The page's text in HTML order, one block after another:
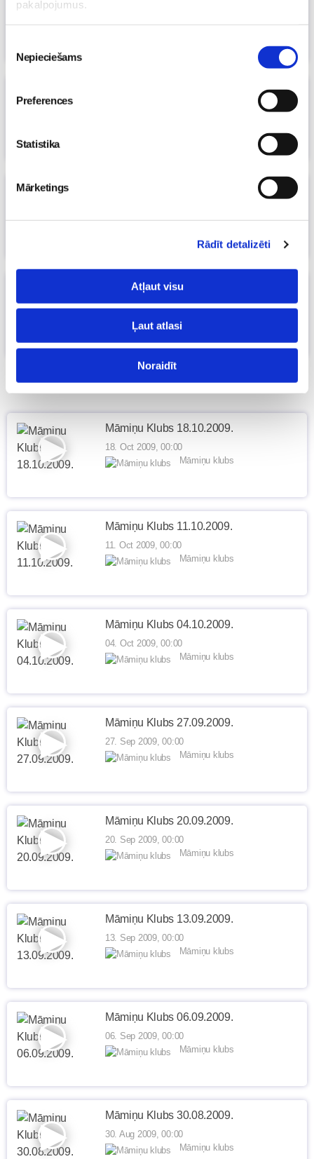
pakalpojumus.
izvēle
Nepieciešams
Preferences
Statistika
Mārketings
Rādīt detalizēti
Atļaut visu
Ļaut atlasi
Noraidīt
Māmiņu klubs
Māmiņu klubs
Māmiņu Klubs 25.10.2009.
25. Oct 2009, 00:00
Māmiņu klubs
Māmiņu Klubs 18.10.2009.
18. Oct 2009, 00:00
Māmiņu klubs
Māmiņu Klubs 11.10.2009.
11. Oct 2009, 00:00
Māmiņu klubs
Māmiņu Klubs 04.10.2009.
04. Oct 2009, 00:00
Māmiņu klubs
Māmiņu Klubs 27.09.2009.
27. Sep 2009, 00:00
Māmiņu klubs
Māmiņu Klubs 20.09.2009.
20. Sep 2009, 00:00
Māmiņu klubs
Māmiņu Klubs 13.09.2009.
13. Sep 2009, 00:00
Māmiņu klubs
Māmiņu Klubs 06.09.2009.
06. Sep 2009, 00:00
Māmiņu klubs
Māmiņu Klubs 30.08.2009.
30. Aug 2009, 00:00
Māmiņu klubs